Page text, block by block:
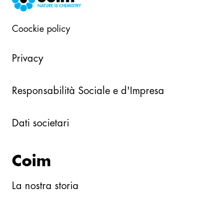
Coockie policy
Privacy
Responsabilità Sociale e d'Impresa
Dati societari
Coim
La nostra storia